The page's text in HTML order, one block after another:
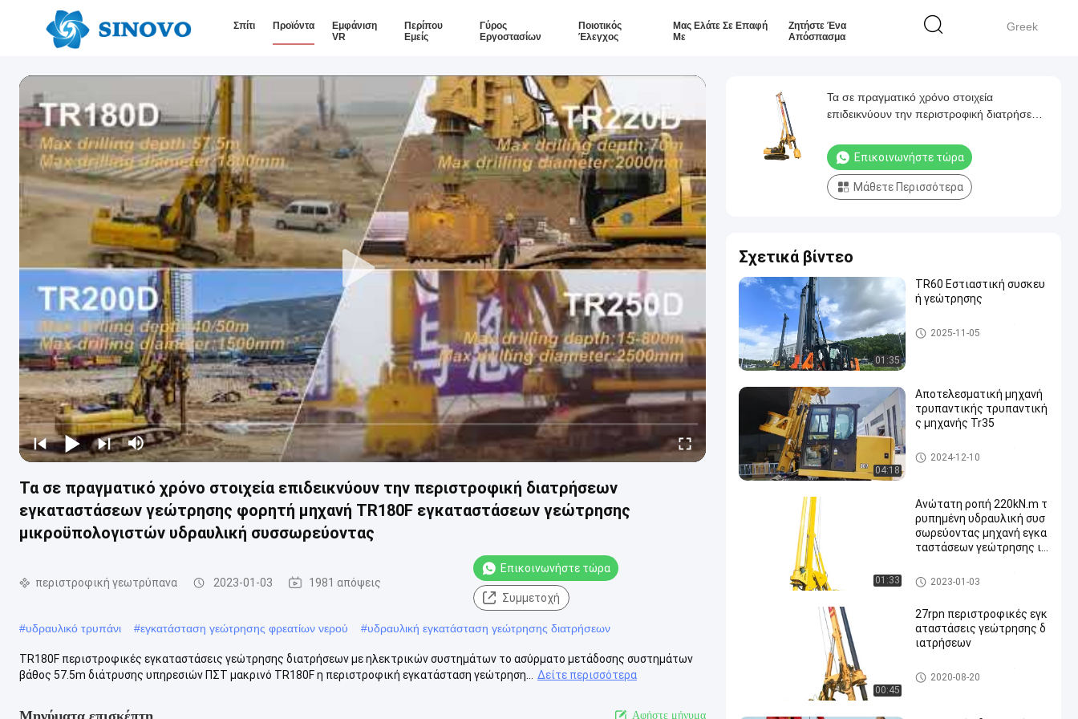
Greek
Σπίτι Προϊόντα
Εμφάνιση
VR
Περίπου
Εμείς
Γύρος
Εργοστασίων
Ποιοτικός
Έλεγχος
Μας Ελάτε Σε Επαφή
Με
Ζητήστε Ένα
Απόσπασμα
Τα σε πραγματικό χρόνο στοιχεία επιδεικνύουν την περιστροφική διατρήσεων
εγκαταστάσεων γεώτρησης φορητή μηχανή TR180F εγκαταστάσεων γεώτρησης
μικροϋπολογιστών υδραυλική συσσωρεύοντας
περιστροφική γεωτρύπανα 2023-01-03 1981 απόψεις
Επικοινωνήστε τώρα
Συμμετοχή
#υδραυλικό τρυπάνι #εγκατάσταση γεώτρησης φρεατίων νερού #υδραυλική εγκατάσταση γεώτρησης διατρήσεων
TR180F περιστροφικές εγκαταστάσεις γεώτρησης διατρήσεων με ηλεκτρικών συστημάτων το ασύρματο μετάδοσης συστημάτων
βάθος 57.5m διάτρυσης υπηρεσιών ΠΣΤ μακρινό TR180F η περιστροφική εγκατάσταση γεώτρηση...
Δείτε περισσότερα
Μηνύματα επισκέπτη Αφήστε μήνυμα
Τα σε πραγματικό χρόνο στοιχεία
επιδεικνύουν την περιστροφική διατρήσεων
TR180F εγκαταστάσεων γεώτρησης
μικροϋπολογιστών υδραυλική
συσσωρεύοντας
Επικοινωνήστε τώρα
Μάθετε Περισσότερα
Σχετικά βίντεο
01:35
TR60 Εστιαστική συσκευ
ή γεώτρησης
περιστροφική γεωτρύπανα
2025-11-05
04:18
Αποτελεσματική μηχανή
τρυπαντικής τρυπαντική
ς μηχανής Tr35
περιστροφική γεωτρύπανα
2024-12-10
01:33
Ανώτατη ροπή 220kN.m τ
ρυπημένη υδραυλική συσ
σωρεύοντας μηχανή εγκα
ταστάσεων γεώτρησης ιδ
μηχανήματα
περιστροφική γεωτρύπανα
2023-01-03
00:45
27rpn περιστροφικές εγκ
αταστάσεις γεώτρησης δ
ιατρήσεων
περιστροφική γεωτρύπανα
2020-08-20